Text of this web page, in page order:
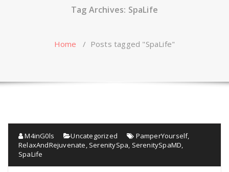
Tag Archives: SpaLife
Home / Posts tagged "SpaLife"
M4inG0ls Uncategorized PamperYourself,
RelaxAndRejuvenate SerenitySpa SerenitySpaMD
SpaLife